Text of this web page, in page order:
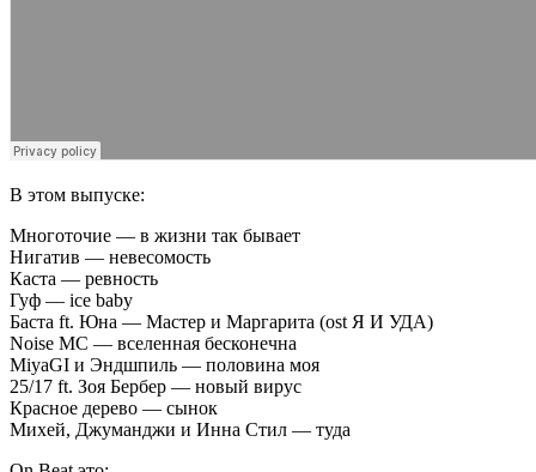
В этом выпуске:
Многоточие — в жизни так бывает
Нигатив — невесомость
Каста — ревность
Гуф — ice baby
Баста ft. Юна — Мастер и Маргарита (ost Я И УДА)
Noise MC — вселенная бесконечна
MiyaGI и Эндшпиль — половина моя
25/17 ft. Зоя Бербер — новый вирус
Красное дерево — сынок
Михей, Джуманджи и Инна Стил — туда